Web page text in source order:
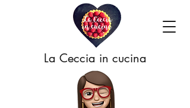
La Ceccia in cucina